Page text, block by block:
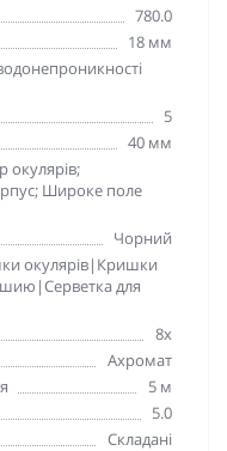
780.0
18 мм
5
40 мм
окулярів;
Широке поле
Чорний
окулярів|Кришки
для
8x
Ахромат
5 м
5.0
Складані